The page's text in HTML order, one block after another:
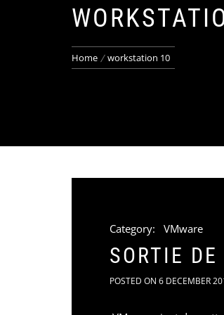
Home workstation 10
Category: VMware
SORTIE
POSTED ON 6 DECEMBER